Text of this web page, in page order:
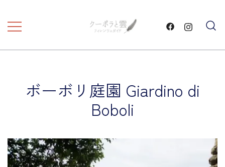
フィレンツェガイド・クーポ
ボーボリ庭園 Giardino di
Boboli